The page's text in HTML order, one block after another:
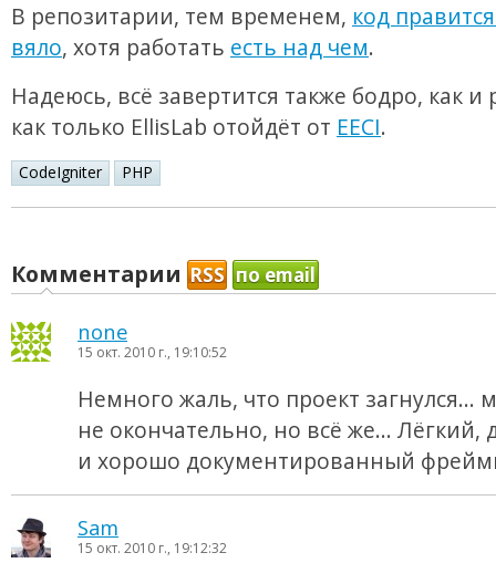
В репозитарии, тем временем, код
вяло, хотя работать есть над чем.
Надеюсь, всё завертится также бодро, как
как только EllisLab отойдёт от EECI.
CodeIgniter PHP
Комментарии RSS по email
none
15 окт. 2010 г., 19:10:52
Немного жаль, что проект загнулся...
не окончательно, но всё же... Лёгкий,
и хорошо документированный
Sam
15 окт. 2010 г., 19:12:32